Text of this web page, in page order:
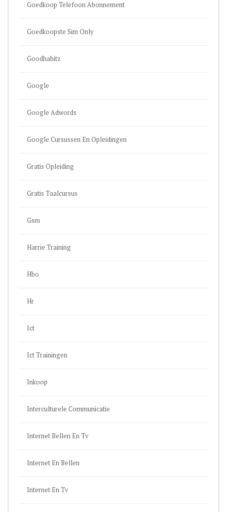
Goedkoop Telefoon Abonnement
Goedkoopste Sim Only
Goodhabitz
Google
Google Adwords
Google Cursussen En Opleidingen
Gratis Opleiding
Gratis Taalcursus
Gsm
Harrie Training
Hbo
Hr
Ict
Ict Trainingen
Inkoop
Interculturele Communicatie
Internet Bellen En Tv
Internet En Bellen
Internet En Tv